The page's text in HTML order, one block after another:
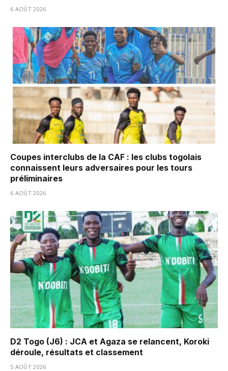
6 AOÛT 2026
Coupes interclubs de la CAF : les clubs togolais
connaissent leurs adversaires pour les tours
préliminaires
6 AOÛT 2026
D2 Togo (J6) : JCA et Agaza se relancent, Koroki
déroule, résultats et classement
5 AOÛT 2026